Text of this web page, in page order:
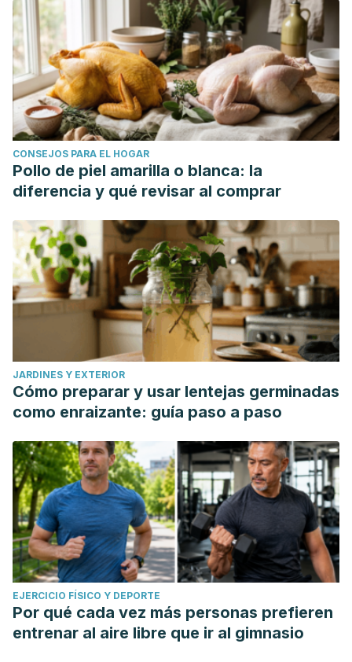
CONSEJOS PARA EL HOGAR
Pollo de piel amarilla o blanca: la
diferencia y qué revisar al comprar
JARDINES Y EXTERIOR
Cómo preparar y usar lentejas germinadas
como enraizante: guía paso a paso
EJERCICIO FÍSICO Y DEPORTE
Por qué cada vez más personas prefieren
entrenar al aire libre que ir al gimnasio